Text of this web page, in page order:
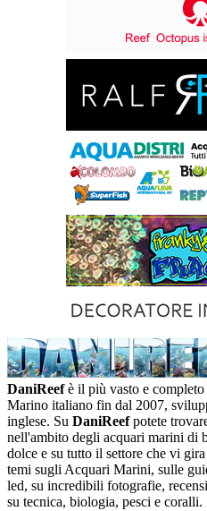
DaniReefè il più vasto e
Marino italiano fin dal 2007,
inglese. Su DaniReefpotete
nell'ambito degli acquari marini di
dolce e su tutto il settore che vi
temi sugli Acquari Marini, sulle
led, su incredibili fotografie,
su tecnica, biologia, pesci e coralli.